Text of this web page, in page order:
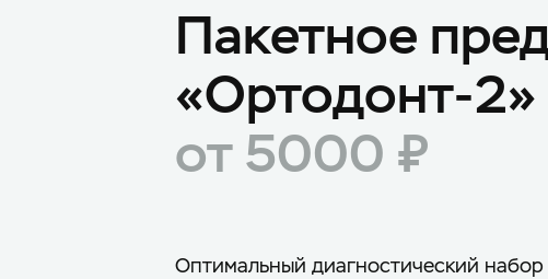
Пакетное
«Ортодонт-
от 5000 ₽
Оптимальный диагностический